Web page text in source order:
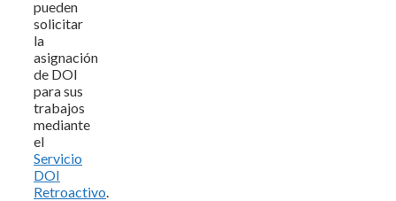
pueden
solicitar
la
asignación
de DOI
para sus
trabajos
mediante
el
Servicio
DOI
Retroactivo